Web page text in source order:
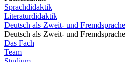
Sprachdidaktik
Literaturdidaktik
Deutsch als Zweit- und Fremdsprache
Deutsch als Zweit- und Fremdsprache
Das Fach
Team